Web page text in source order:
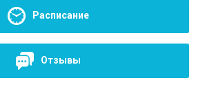
Расписание
Отзывы